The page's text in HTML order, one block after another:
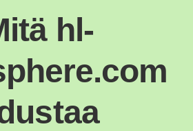
Français
France
Norway
Sweden
hl-